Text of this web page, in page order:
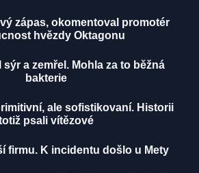
zápas, okomentoval promotér
hvězdy Oktagonu
a zemřel. Mohla za to běžná
bakterie
ale sofistikovaní. Historii
psali vítězové
firmu. K incidentu došlo u Mety